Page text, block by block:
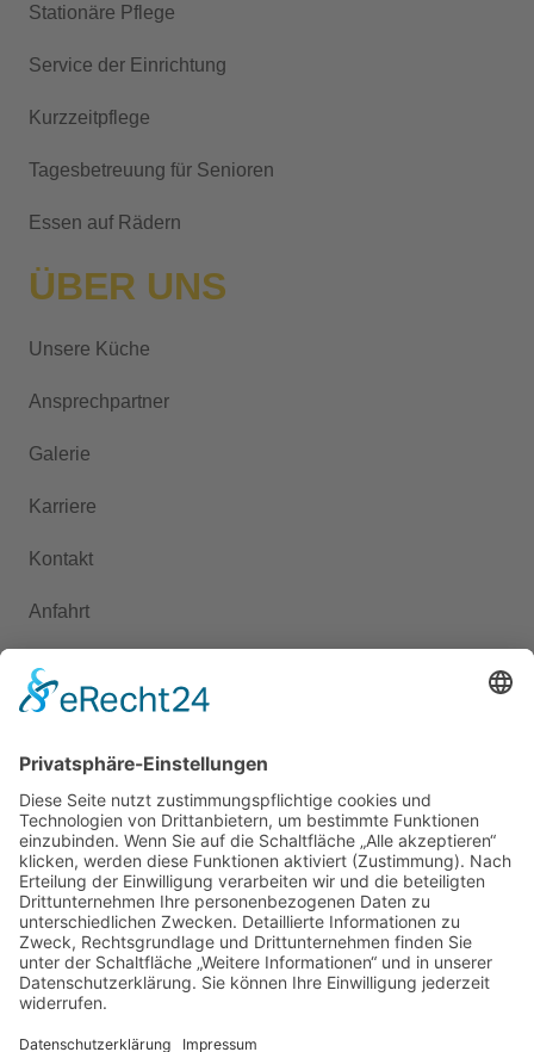
i
e
:
Stationäre Pflege
Service der Einrichtung
Kurzzeitpflege
Tagesbetreuung für Senioren
Essen auf Rädern
ÜBER UNS
Unsere Küche
Ansprechpartner
Galerie
Karriere
Kontakt
Anfahrt
Presse
+49 351 6571-400
ed.egelfp-etsneid-elaizos@ofni
Schöne Aussicht 1, 01705 Freital
Instagram